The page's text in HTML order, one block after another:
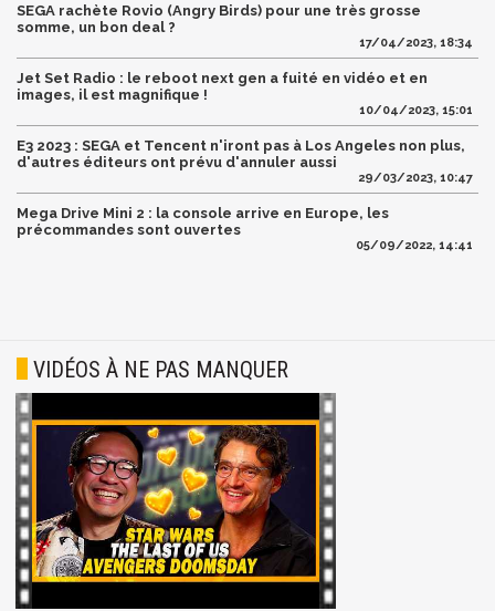
SEGA rachète Rovio (Angry Birds) pour une très grosse
somme, un bon deal ?
17/04/2023, 18:34
Jet Set Radio : le reboot next gen a fuité en vidéo et en
images, il est magnifique !
10/04/2023, 15:01
E3 2023 : SEGA et Tencent n'iront pas à Los Angeles non plus,
d'autres éditeurs ont prévu d'annuler aussi
29/03/2023, 10:47
Mega Drive Mini 2 : la console arrive en Europe, les
précommandes sont ouvertes
05/09/2022, 14:41
VIDÉOS À NE PAS MANQUER